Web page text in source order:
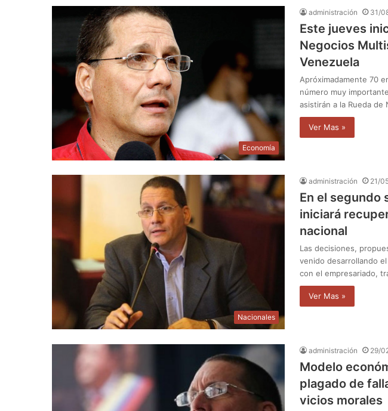
Economía
administración 31/
Este jueves
Negocios
Venezuela
Apróximadamente 70
número muy
asistirán a la Rueda
Ver Mas »
Nacionales
administración 21/
En el segundo
iniciará
nacional
Las decisiones,
venido desarrollando
con el empresariado,
Ver Mas »
administración 29/
Modelo
plagado de
vicios morales